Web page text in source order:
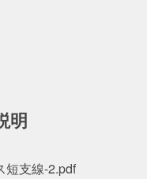
明
短支線-2.pdf